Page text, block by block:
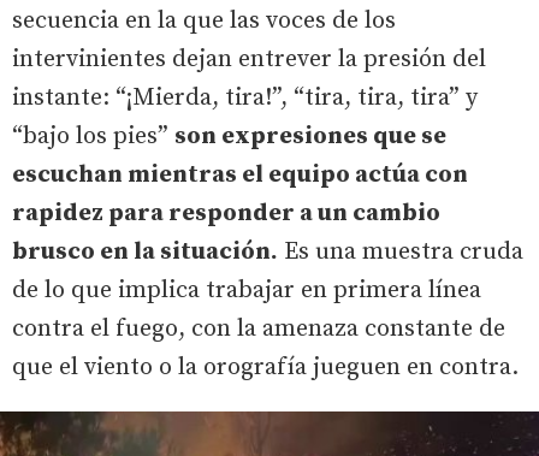
secuencia en la que las voces de los
intervinientes dejan entrever la presión del
instante: “¡Mierda, tira!”, “tira, tira, tira” y
“bajo los pies” son expresiones que se
escuchan mientras el equipo actúa con
rapidez para responder a un cambio
brusco en la situación. Es una muestra cruda
de lo que implica trabajar en primera línea
contra el fuego, con la amenaza constante de
que el viento o la orografía jueguen en contra.